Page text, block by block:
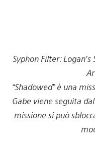
Syphon Filter:
“Shadowed” è una
Gabe viene seguita
missione si può